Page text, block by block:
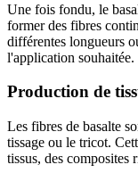
Une fois fondu, le
former des fibres
différentes longueurs
l'application souhaitée.
Production de
Les fibres de basalte
tissage ou le tricot.
tissus, des composites